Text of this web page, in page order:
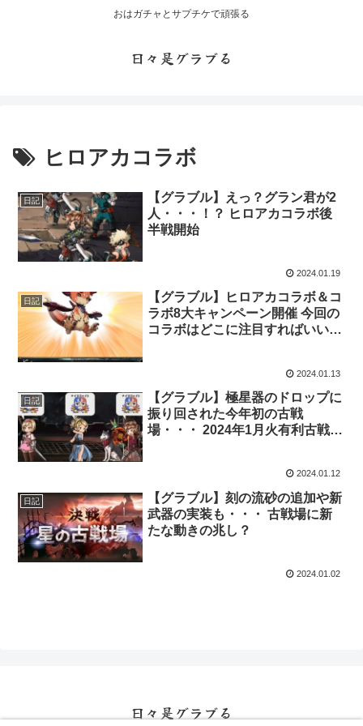
おはガチャとサプチケで頑張る
日々是グラブる
ヒロアカコラボ
日記
【グラブル】えっ？グラン君が2
人・・・！？ ヒロアカコラボ後
半戦開始
2024.01.19
日記
【グラブル】ヒロアカコラボ＆コ
ラボ8大キャンペーン開催 今回の
コラボはどこに注目すればいいだ
2024.01.13
日記
【グラブル】極星器のドロップに
振り回された今年初の古戦
場・・・ 2024年1月火有利古戦場
2024.01.12
日記
【グラブル】刻の流砂の追加や新
武器の実装も・・・ 古戦場に新
たな動きの兆し？
2024.01.02
日々是グラブる